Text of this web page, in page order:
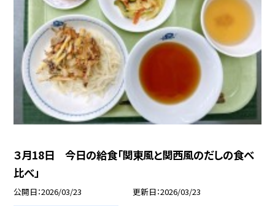
３月18日 今日の給食「関東風と関西風のだしの食べ
比べ」
公開日 2026/03/23 更新日 2026/03/23